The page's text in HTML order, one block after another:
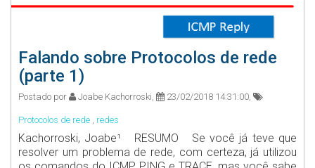
Falando sobre Protocolos de rede
(parte 1)
Postado por Joabe Kachorroski, 23/02/2018 14:31:00,
Protocolos de rede , redes
Kachorroski, Joabe¹ RESUMO Se você já teve que
resolver um problema de rede, com certeza, já utilizou